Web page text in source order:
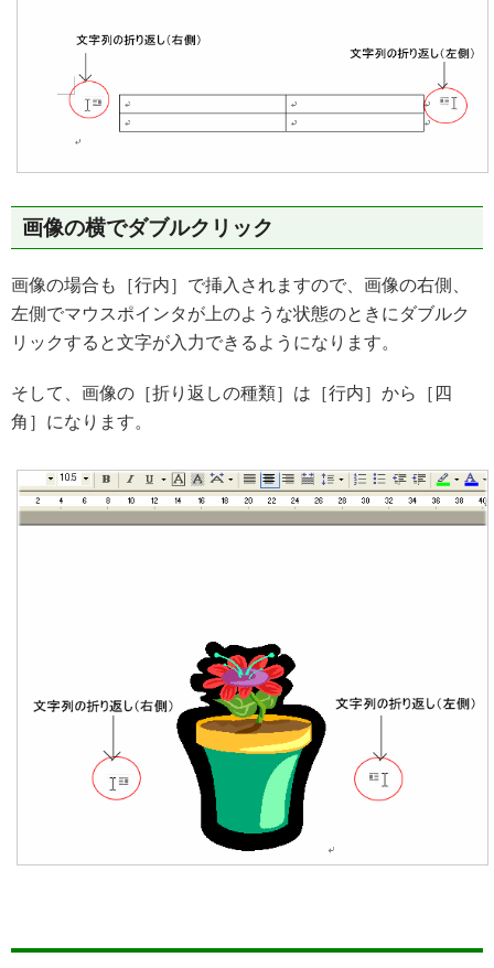
画像の横でダブルクリック
画像の場合も［行内］で挿入されますので、画像の右側、
左側でマウスポインタが上のような状態のときにダブルク
リックすると文字が入力できるようになります。
そして、画像の［折り返しの種類］は［行内］から［四
角］になります。